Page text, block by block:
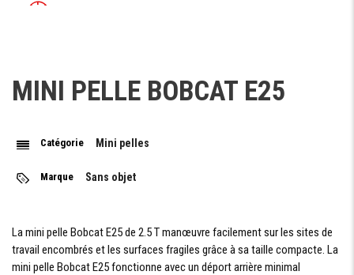
PRESSION
290.00 bar
FORCE
D'ARRACHEMENT
Au Balancier (ISO 6015) 15800 N / Au Godet (ISO
CAPACITÉ DU
MINI PELLE BOBCAT E25
Catégorie Mini pelles
Marque Sans objet
La mini pelle Bobcat E25 de 2.5 T manœuvre facilement sur les sites de
travail encombrés et les surfaces fragiles grâce à sa taille compacte. La
mini pelle Bobcat E25 fonctionne avec un déport arrière minimal